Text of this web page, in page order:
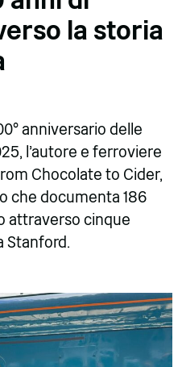
la storia
anniversario delle
l'autore e ferroviere
Chocolate to Cider,
che documenta 186
attraverso cinque
Stanford.